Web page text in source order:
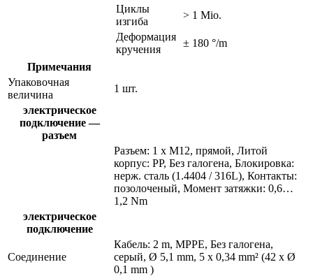
Циклы
изгиба
> 1 Mio.
Деформация
кручения
± 180 °/m
Примечания
Упаковочная
величина
1 шт.
электрическое
подключение —
разъем
Разъем: 1 x M12, прямой, Литой
корпус: PP, Без галогена, Блокировка:
нерж. сталь (1.4404 / 316L), Контакты:
позолоченый, Момент затяжки: 0,6…
1,2 Nm
электрическое
подключение
Соединение
Кабель: 2 m, MPPE, Без галогена,
серый, Ø 5,1 mm, 5 x 0,34 mm² (42 x Ø
0,1 mm )